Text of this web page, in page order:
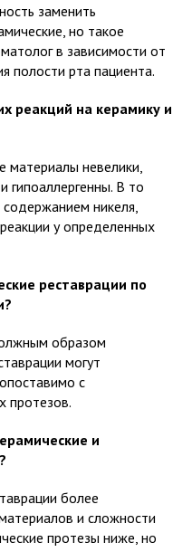
заменить
но такое
в зависимости от
полости рта пациента.
реакций на керамику и
материалы невелики,
гипоаллергенны. В то
никеля,
у определенных
реставрации по
образом
могут
с
протезов.
и
более
и сложности
протезы ниже, но